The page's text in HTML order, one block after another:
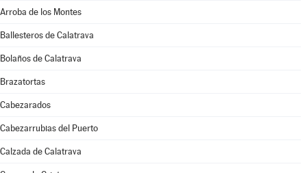
Arroba de los Montes
Ballesteros de Calatrava
Bolaños de Calatrava
Brazatortas
Cabezarados
Cabezarrubias del Puerto
Calzada de Calatrava